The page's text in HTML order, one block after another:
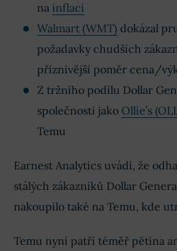
na inflaci
Walmart (WMT) dokázal
požadavky chudších
příznivější poměr cena/
Z tržního podílu Dollar
společnosti jako Ollie’s
Temu
Earnest Analytics uvádí, že
stálých zákazníků Dollar
nakoupilo také na Temu, kde
Temu nyní patří téměř pětina